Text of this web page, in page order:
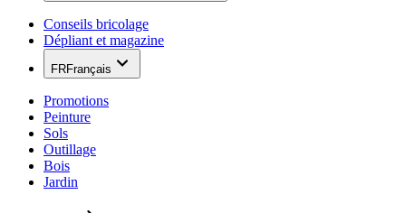
Conseils bricolage
Dépliant et magazine
FRFrançais
Promotions
Peinture
Sols
Outillage
Bois
Jardin